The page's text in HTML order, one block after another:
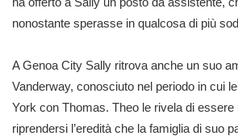
nonostante sperasse in qualcosa di più
A Genoa City Sally ritrova anche un suo
Vanderway, conosciuto nel periodo in cui
York con Thomas. Theo le rivela di essere
riprendersi l’eredità che la famiglia di suo